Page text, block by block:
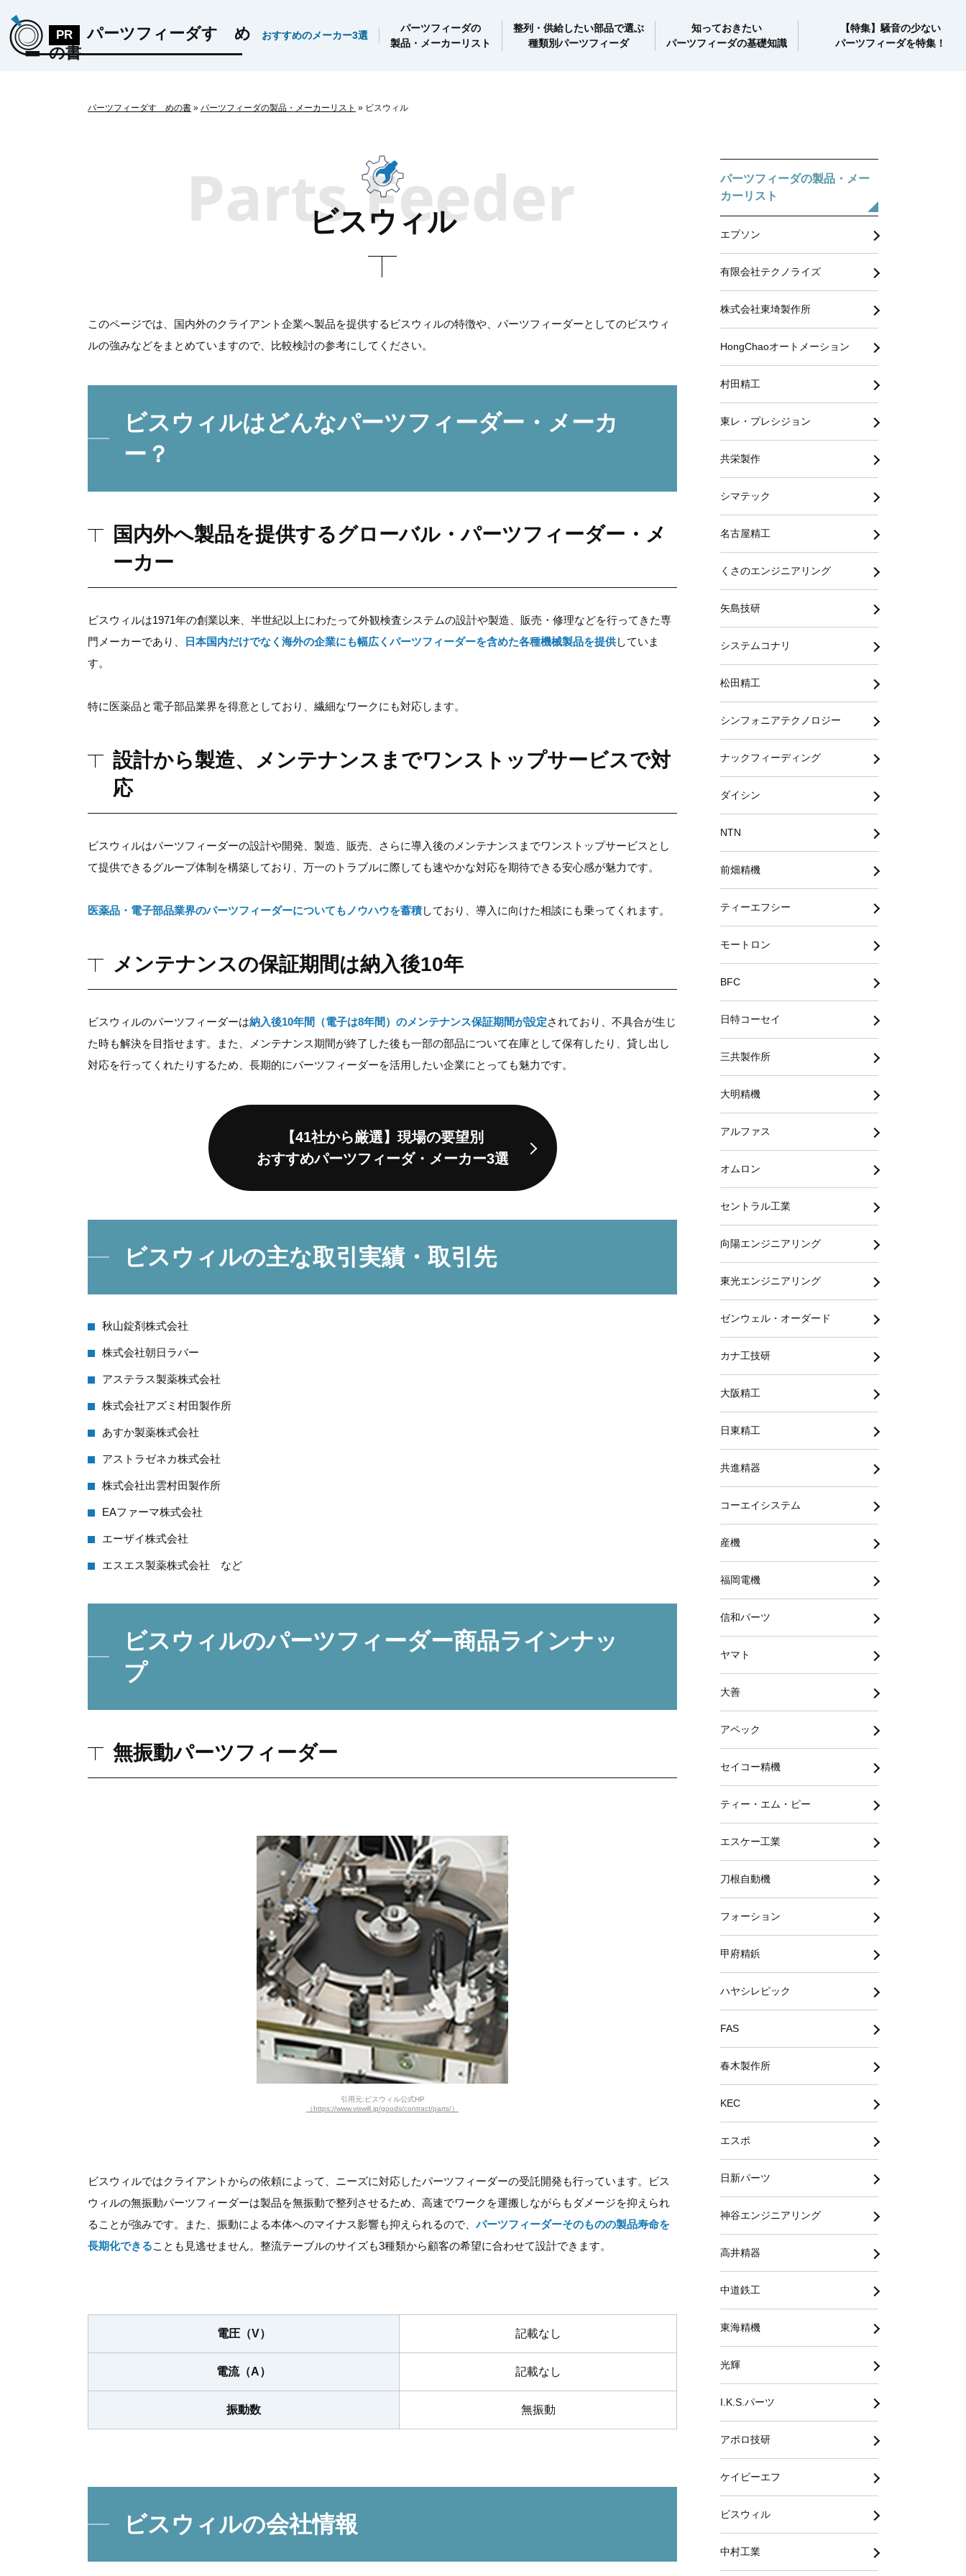
パーツフィーダすゝめ
の書
おすすめのメーカー3選
パーツフィーダの
製品・メーカーリスト
整列・供給したい部品で選ぶ
種類別パーツフィーダ
知っておきたい
パーツフィーダの基礎知識
【特集】騒音の少ない
パーツフィーダを特集！
パーツフィーダすゝめの書 » パーツフィーダの製品・メーカーリスト » ビスウィル
ビスウィル
このページでは、国内外のクライアント企業へ製品を提供するビスウィルの特徴や、パーツフィーダーとしてのビスウィ
ルの強みなどをまとめていますので、比較検討の参考にしてください。
ビスウィルはどんなパーツフィーダー・メーカ
ー？
国内外へ製品を提供するグローバル・パーツフィーダー・メ
ーカー
ビスウィルは1971年の創業以来、半世紀以上にわたって外観検査システムの設計や製造、販売・修理などを行ってきた専
門メーカーであり、
日本国内だけでなく海外の企業にも幅広くパーツフィーダーを含めた各種機械製品を提供していま
す。
特に医薬品と電子部品業界を得意としており、繊細なワークにも対応します。
設計から製造、メンテナンスまでワンストップサービスで対
応
ビスウィルはパーツフィーダーの設計や開発、製造、販売、さらに導入後のメンテナンスまでワンストップサービスとし
て提供できるグループ体制を構築しており、万一のトラブルに際しても速やかな対応を期待できる安心感が魅力です。
医薬品・電子部品業界のパーツフィーダーについてもノウハウを蓄積しており、導入に向けた相談にも乗ってくれます。
メンテナンスの保証期間は納入後10年
ビスウィルのパーツフィーダーは納入後10年間（電子は8年間）のメンテナンス保証期間が設定されており、不具合が生じ
た時も解決を目指せます。また、メンテナンス期間が終了した後も一部の部品について在庫として保有したり、貸し出し
対応を行ってくれたりするため、長期的にパーツフィーダーを活用したい企業にとっても魅力です。
【41社から厳選】 現場の要望別
おすすめパーツフィーダ・ メーカー3選
ビスウィルの主な取引実績・取引先
秋山錠剤株式会社
株式会社朝日ラバー
アステラス製薬株式会社
株式会社アズミ村田製作所
あすか製薬株式会社
アストラゼネカ株式会社
株式会社出雲村田製作所
EAファーマ株式会社
エーザイ株式会社
エスエス製薬株式会社 など
ビスウィルのパーツフィーダー商品ラインナッ
プ
無振動パーツフィーダー
引用元:ビスウィル公式HP
（https://www.viswill.jp/goods/contract/parts/）
ビスウィルではクライアントからの依頼によって、ニーズに対応したパーツフィーダーの受託開発も行っています。ビス
ウィルの無振動パーツフィーダーは製品を無振動で整列させるため、高速でワークを運搬しながらもダメージを抑えられ
ることが強みです。また、振動による本体へのマイナス影響も抑えられるので、 パーツフィーダーそのものの製品寿命を
長期化できることも見逃せません。整流テーブルのサイズも3種類から顧客の希望に合わせて設計できます。
電圧（V） 記載なし
電流（A） 記載なし
振動数 無振動
ビスウィルの会社情報
パーツフィーダの製品・メー
カーリスト
エプソン
有限会社テクノライズ
株式会社東埼製作所
HongChaoオートメーション
村田精工
東レ・プレシジョン
共栄製作
シマテック
名古屋精工
くさのエンジニアリング
矢島技研
システムコナリ
松田精工
シンフォニアテクノロジー
ナックフィーディング
ダイシン
NTN
前畑精機
ティーエフシー
モートロン
BFC
日特コーセイ
三共製作所
大明精機
アルファス
オムロン
セントラル工業
向陽エンジニアリング
東光エンジニアリング
ゼンウェル・オーダード
カナ工技研
大阪精工
日東精工
共進精器
コーエイシステム
産機
福岡電機
信和パーツ
ヤマト
大善
アペック
セイコー精機
ティー・エム・ピー
エスケー工業
刀根自動機
フォーション
甲府精鋲
ハヤシレピック
FAS
春木製作所
KEC
エスポ
日新パーツ
神谷エンジニアリング
高井精器
中道鉄工
東海精機
光輝
I.K.S.パーツ
アポロ技研
ケイピーエフ
ビスウィル
中村工業